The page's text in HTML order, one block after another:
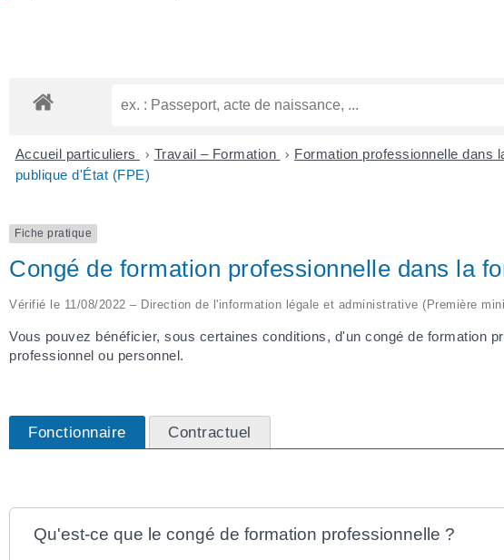
Accueil particuliers > Travail – Formation > Formation professionnelle dans
publique d'État (FPE)
Fiche pratique
Congé de formation professionnelle dans la
Vérifié le 11/08/2022 – Direction de l'information légale et administrative (Première
Vous pouvez bénéficier, sous certaines conditions, d'un congé de formation
professionnel ou personnel.
Fonctionnaire Contractuel
Qu'est-ce que le congé de formation professionnelle ?